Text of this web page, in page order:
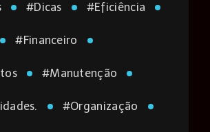
Dicas
# Eficiência
#
Financeiro
#
Manutenção
#
Organização
#